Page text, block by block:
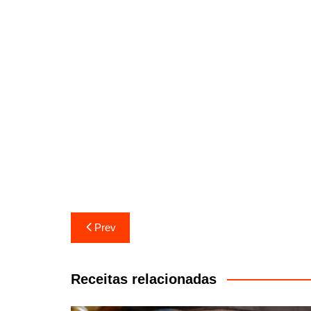
Navegação
de
artigos
Prev
Receitas relacionadas